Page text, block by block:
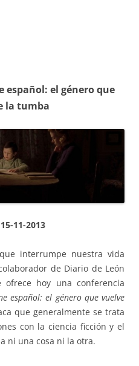
español: el género que
la tumba
11-2013
interrumpe nuestra vida
de Diario de León
ofrece hoy una conferencia
español: el género que vuelve
que generalmente se trata
con la ciencia ficción y el
ni una cosa ni la otra.